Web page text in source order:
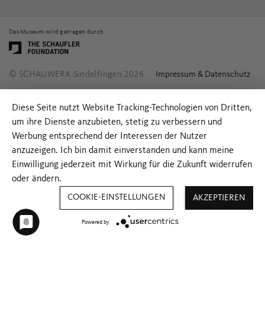
Das Museum wird getragen durch:
© SCHAUWERK Sindelfingen 2026 Impressum & Datenschutz
Diese Seite nutzt Website Tracking-Technologien von Dritten,
um ihre Dienste anzubieten, stetig zu verbessern und
Werbung entsprechend der Interessen der Nutzer
anzuzeigen. Ich bin damit einverstanden und kann meine
Einwilligung jederzeit mit Wirkung für die Zukunft widerrufen
oder ändern.
AKZEPTIEREN
COOKIE-EINSTELLUNGEN
Powered by